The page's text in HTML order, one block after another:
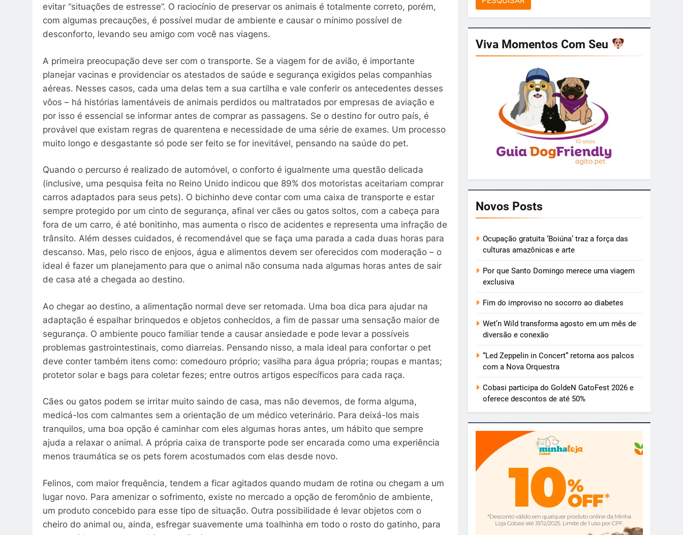
evitar “situações de estresse”. O raciocínio de preservar os animais é totalmente correto, porém,
com algumas precauções, é possível mudar de ambiente e causar o mínimo possível de
desconforto, levando seu amigo com você nas viagens.
A primeira preocupação deve ser com o transporte. Se a viagem for de avião, é importante
planejar vacinas e providenciar os atestados de saúde e segurança exigidos pelas companhias
aéreas. Nesses casos, cada uma delas tem a sua cartilha e vale conferir os antecedentes desses
vôos – há histórias lamentáveis de animais perdidos ou maltratados por empresas de aviação e
por isso é essencial se informar antes de comprar as passagens. Se o destino for outro país, é
provável que existam regras de quarentena e necessidade de uma série de exames. Um processo
muito longo e desgastante só pode ser feito se for inevitável, pensando na saúde do pet.
Quando o percurso é realizado de automóvel, o conforto é igualmente uma questão delicada
(inclusive, uma pesquisa feita no Reino Unido indicou que 89% dos motoristas aceitariam comprar
carros adaptados para seus pets). O bichinho deve contar com uma caixa de transporte e estar
sempre protegido por um cinto de segurança, afinal ver cães ou gatos soltos, com a cabeça para
fora de um carro, é até bonitinho, mas aumenta o risco de acidentes e representa uma infração de
trânsito. Além desses cuidados, é recomendável que se faça uma parada a cada duas horas para
descanso. Mas, pelo risco de enjoos, água e alimentos devem ser oferecidos com moderação – o
ideal é fazer um planejamento para que o animal não consuma nada algumas horas antes de sair
de casa até a chegada ao destino.
Ao chegar ao destino, a alimentação normal deve ser retomada. Uma boa dica para ajudar na
adaptação é espalhar brinquedos e objetos conhecidos, a fim de passar uma sensação maior de
segurança. O ambiente pouco familiar tende a causar ansiedade e pode levar a possíveis
problemas gastrointestinais, como diarreias. Pensando nisso, a mala ideal para confortar o pet
deve conter também itens como: comedouro próprio; vasilha para água própria; roupas e mantas;
protetor solar e bags para coletar fezes; entre outros artigos específicos para cada raça.
Cães ou gatos podem se irritar muito saindo de casa, mas não devemos, de forma alguma,
medicá-los com calmantes sem a orientação de um médico veterinário. Para deixá-los mais
tranquilos, uma boa opção é caminhar com eles algumas horas antes, um hábito que sempre
ajuda a relaxar o animal. A própria caixa de transporte pode ser encarada como uma experiência
menos traumática se os pets forem acostumados com elas desde novo.
Felinos, com maior frequência, tendem a ficar agitados quando mudam de rotina ou chegam a um
lugar novo. Para amenizar o sofrimento, existe no mercado a opção de feromônio de ambiente,
um produto concebido para esse tipo de situação. Outra possibilidade é levar objetos com o
cheiro do animal ou, ainda, esfregar suavemente uma toalhinha em todo o rosto do gatinho, para
Viva Momentos Com Seu
Novos Posts
Ocupação gratuita ‘Boiúna’ traz a força das
culturas amazônicas e arte
Por que Santo Domingo merece uma viagem
exclusiva
Fim do improviso no socorro ao diabetes
Wet’n Wild transforma agosto em um mês de
diversão e conexão
“Led Zeppelin in Concert” retorna aos palcos
com a Nova Orquestra
Cobasi participa do GoldeN GatoFest 2026 e
oferece descontos de até 50%